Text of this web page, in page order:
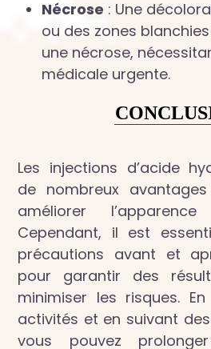
Nécrose : Une
ou des zones
une nécrose,
médicale urgente.
Les injections d’acide
de nombreux
améliorer
Cependant, il est
précautions avant et
pour garantir des
minimiser les risques.
activités et en suivant
vous pouvez